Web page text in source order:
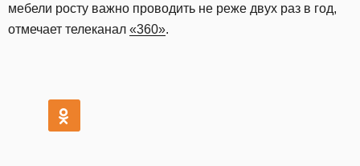
мебели росту важно проводить не реже двух раз в год,
отмечает телеканал «360».